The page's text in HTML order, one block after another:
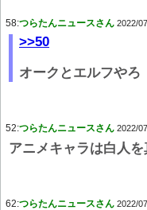
58:つらたんニュースさん 2022/
>>50
オークとエルフやろ
52:つらたんニュースさん 2022/
アニメキャラは白人
62:つらたんニュースさん 2022/